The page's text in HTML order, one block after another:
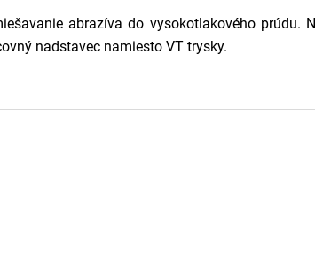
abrazíva do vysokotlakového prúdu.
nadstavec namiesto VT trysky.